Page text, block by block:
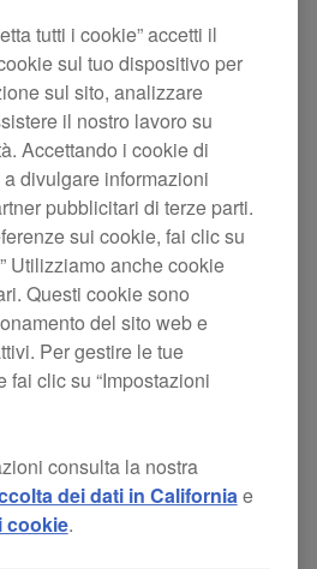
l'uscita multicanale. I canali
sono selezionabili nella
MIXER nella utility
questa funzione, aggiorna
all'ultima versione.
PER WINDOWS:
o superiore
PER MAC YOSEMITE:
PER MAC SIERRA E EL
ver.2.1.2 o superiore
tutti i cookie” accetti il
sul tuo dispositivo per
sul sito, analizzare
il nostro lavoro su
Accettando i cookie di
divulgare informazioni
pubblicitari di terze parti.
sui cookie, fai clic su
Utilizziamo anche cookie
Questi cookie sono
del sito web e
Per gestire le tue
fai clic su “Impostazioni
consulta la nostra
dei dati in Californiae
cookie.